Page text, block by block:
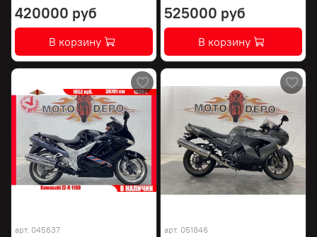
420000 руб
В корзину
525000 руб
В корзину
арт. 045637 арт. 051846